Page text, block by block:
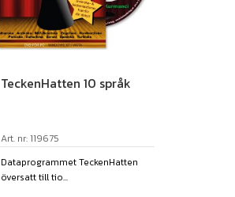
TeckenHatten 10 språk
Art. nr: 119675
Dataprogrammet TeckenHatten
översatt till tio...